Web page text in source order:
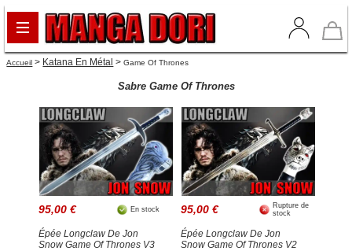
Accueil > Katana En Métal >Game Of Thrones
Sabre Game Of Thrones
95,00 € En stock
Épée Longclaw De Jon
Snow Game Of Thrones V3
95,00 €
Rupture de
stock
Épée Longclaw De Jon
Snow Game Of Thrones V2